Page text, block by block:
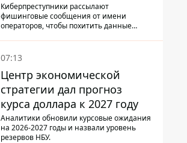
Киберпреступники рассылают
фишинговые сообщения от имени
операторов, чтобы похитить данные
07:13
Центр экономической
стратегии дал прогноз
курса доллара к 2027 году
Аналитики обновили курсовые ожидания
на 2026-2027 годы и назвали уровень
резервов НБУ.